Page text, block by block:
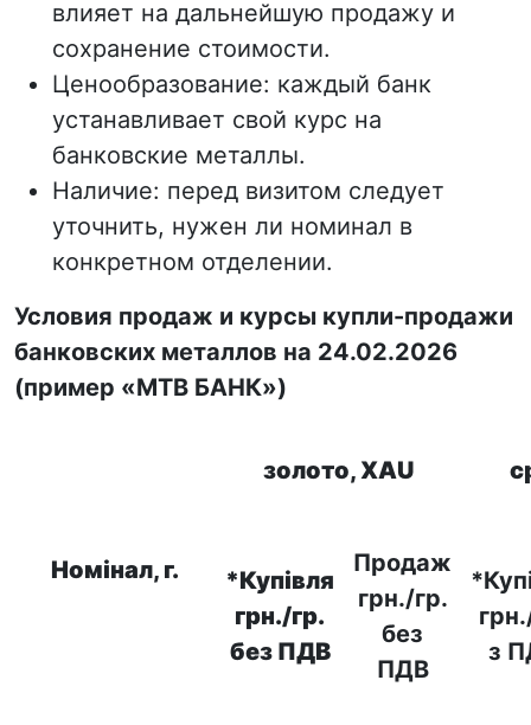
влияет на дальнейшую продажу и
сохранение стоимости.
Ценообразование: каждый банк
устанавливает свой курс на
банковские металлы.
Наличие: перед визитом следует
уточнить, нужен ли номинал в
конкретном отделении.
Условия продаж и курсы купли-продажи
банковских металлов на 24.02.2026
(пример «MTB БАНК»)
Номінал, г.
золото, XAU
*Купівля
грн./гр.
без ПДВ
Продаж
грн./гр.
без
ПДВ
з